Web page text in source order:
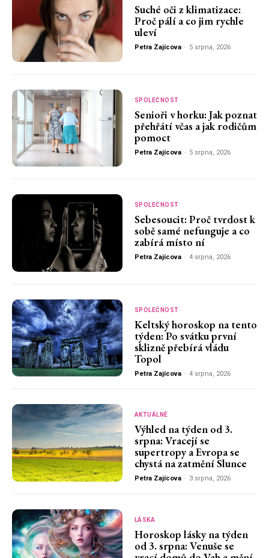
Suché oči z klimatizace:
Proč pálí a co jim rychle
uleví
Petra Zajícova - 5 srpna, 2026
SPOLEČNOST
Senioři v horku: Jak poznat
přehřátí včas a jak rodičům
pomoct
Petra Zajícova - 5 srpna, 2026
SPOLEČNOST
Sebesoucit: Proč tvrdost k
sobě samé nefunguje a co
zabírá místo ní
Petra Zajícova - 4 srpna, 2026
SPOLEČNOST
Keltský horoskop na tento
týden: Po svátku první
sklizně přebírá vládu
Topol
Petra Zajícova - 4 srpna, 2026
AKTUÁLNĚ
Výhled na týden od 3.
srpna: Vracejí se
supertropy a Evropa se
chystá na zatmění Slunce
Petra Zajícova - 3 srpna, 2026
LÁSKA
Horoskop lásky na týden
od 3. srpna: Venuše se